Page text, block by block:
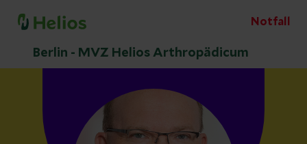
Notfall
Berlin - MVZ Helios Arthropädicum